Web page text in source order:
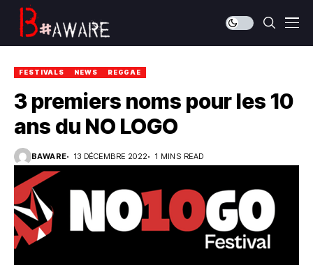
FESTIVALS NEWS REGGAE
3 premiers noms pour les 10
ans du NO LOGO
BAWARE 13 DÉCEMBRE 2022 1 MINS READ